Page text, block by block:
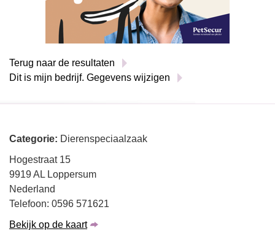
Terug naar de resultaten
Dit is mijn bedrijf. Gegevens wijzigen
Categorie: Dierenspeciaalzaak
Hogestraat 15
9919 AL Loppersum
Nederland
Telefoon: 0596 571621
Bekijk op de kaart